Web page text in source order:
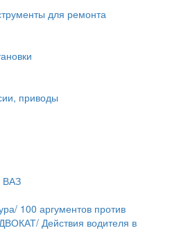
для ремонта
приводы
ВАЗ
100 аргументов против
Действия водителя в